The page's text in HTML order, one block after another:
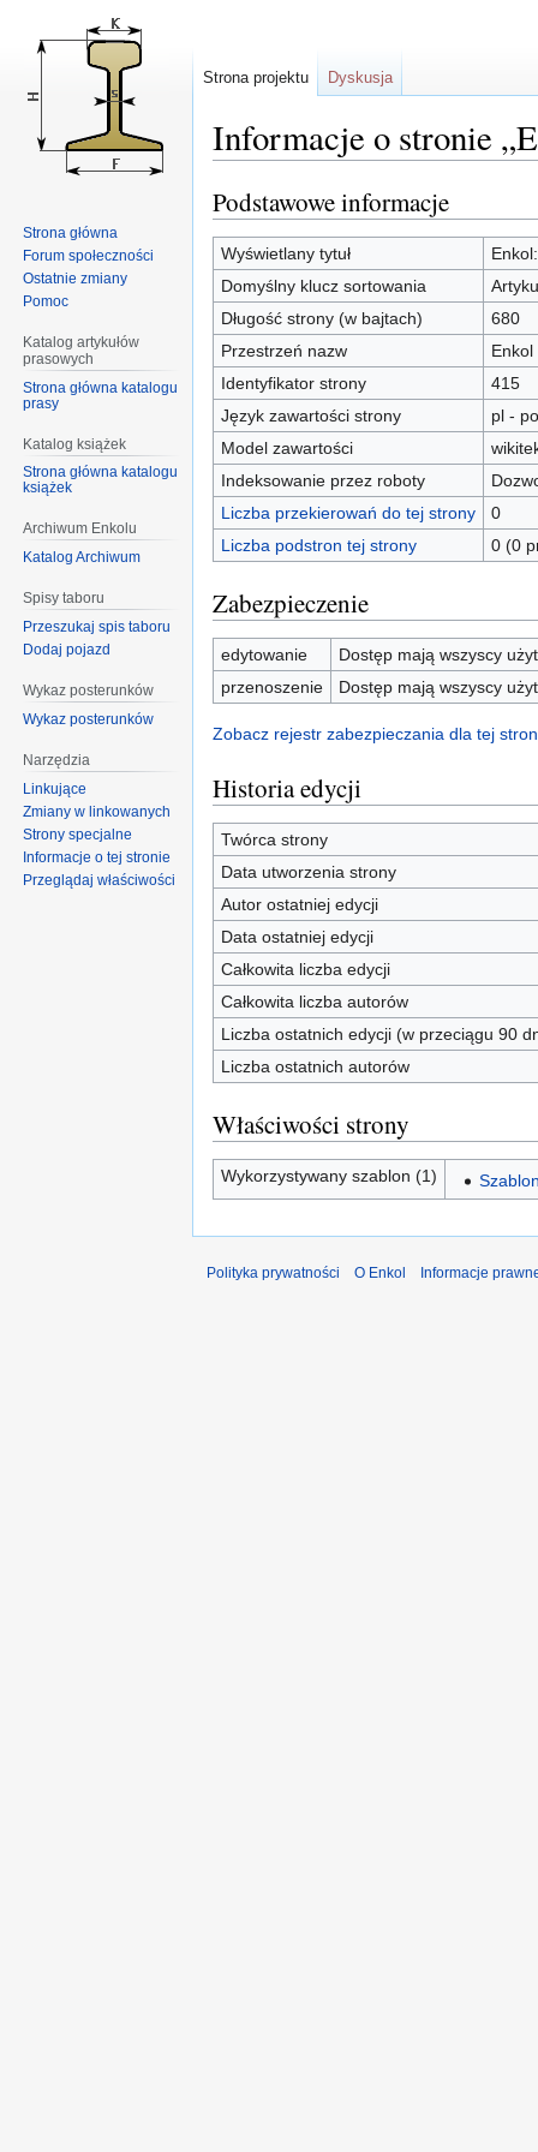
Informacje o stronie
Przejdź
do
nawigacji
Przejdź
do
wyszukiwania
Podstawowe informacje
Wyświetlany tytuł
Domyślny klucz sortowania
Długość strony (w bajtach)
680
Przestrzeń nazw
Enkol
Identyfikator strony
415
Język zawartości strony
pl -
Model zawartości
Indeksowanie przez roboty
Liczba przekierowań do tej strony
0
Liczba podstron tej strony
0 (0
Zabezpieczenie
edytowanie
Dostęp mają wszyscy
przenoszenie
Dostęp mają wszyscy
Zobacz rejestr zabezpieczania dla tej
Historia edycji
Twórca strony
Data utworzenia strony
Autor ostatniej edycji
Data ostatniej edycji
Całkowita liczba edycji
Całkowita liczba autorów
Liczba ostatnich edycji (w przeciągu 90
Liczba ostatnich autorów
Właściwości strony
Wykorzystywany szablon (1)
Strona projektu Dyskusja
Strona główna
Forum społeczności
Ostatnie zmiany
Pomoc
Katalog artykułów
prasowych
Strona główna katalogu
prasy
Katalog książek
Strona główna katalogu
książek
Archiwum Enkolu
Katalog Archiwum
Spisy taboru
Przeszukaj spis taboru
Dodaj pojazd
Wykaz posterunków
Wykaz posterunków
Narzędzia
Linkujące
Zmiany w linkowanych
Strony specjalne
Informacje o tej stronie
Przeglądaj właściwości
Polityka prywatności O Enkol Informacje